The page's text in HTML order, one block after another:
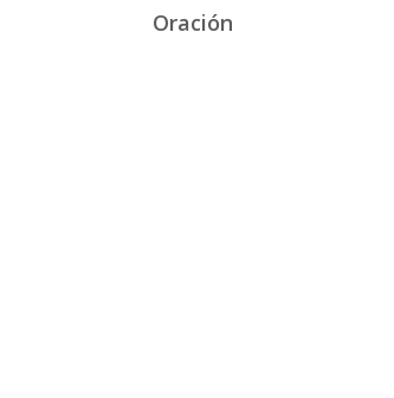
Oración